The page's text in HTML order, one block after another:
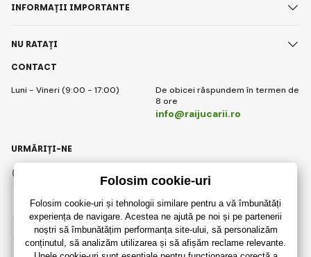
CONTACT
Luni - Vineri (9:00 - 17:00)
De obicei răspundem în termen de
8 ore
info@raijucarii.ro
INFORMAȚII IMPORTANTE
NU RATAȚI
Romanian
URMĂRIȚI-NE
Instagram